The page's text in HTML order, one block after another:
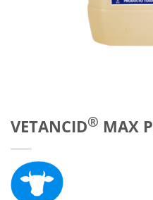
VETANCID® MAX